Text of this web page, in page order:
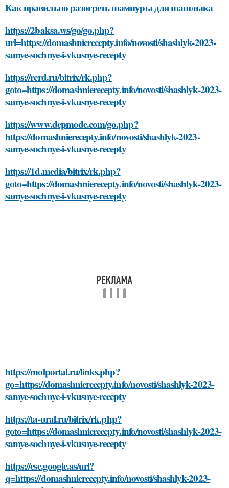
Как правильно разогреть шампуры для шашлыка
https://2baksa.ws/go/go.php?
url=https://domashnierecepty.info/novosti/shashlyk-2023-
samye-sochnye-i-vkusnye-recepty
https://rcrd.ru/bitrix/rk.php?
goto=https://domashnierecepty.info/novosti/shashlyk-2023-
samye-sochnye-i-vkusnye-recepty
https://www.depmode.com/go.php?
https://domashnierecepty.info/novosti/shashlyk-2023-
samye-sochnye-i-vkusnye-recepty
https://1d.media/bitrix/rk.php?
goto=https://domashnierecepty.info/novosti/shashlyk-2023-
samye-sochnye-i-vkusnye-recepty
https://molportal.ru/links.php?
go=https://domashnierecepty.info/novosti/shashlyk-2023-
samye-sochnye-i-vkusnye-recepty
https://ta-ural.ru/bitrix/rk.php?
goto=https://domashnierecepty.info/novosti/shashlyk-2023-
samye-sochnye-i-vkusnye-recepty
https://cse.google.as/url?
q=https://domashnierecepty.info/novosti/shashlyk-2023-